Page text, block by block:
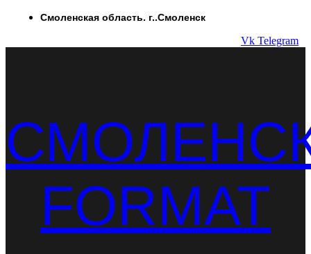
ПерейтиСмоленская область. г..Смоленск
Vk Telegram
FORMAT